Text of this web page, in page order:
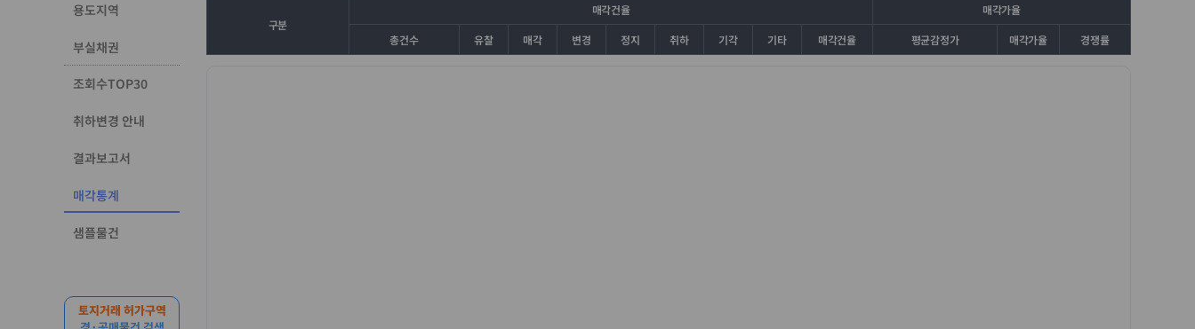
용도지역
부실채권
조회수TOP30
취하변경 안내
결과보고서
매각통계
샘플물건
토지거래 허가구역
구분
매각건율
매각가율
총건수
유찰 매각 변경 정지 취하 기각 기타 매각건율 평균감정가 매각가율 경쟁률